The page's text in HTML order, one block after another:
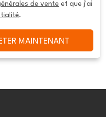
de vente et que j'ai
.
MAINTENANT